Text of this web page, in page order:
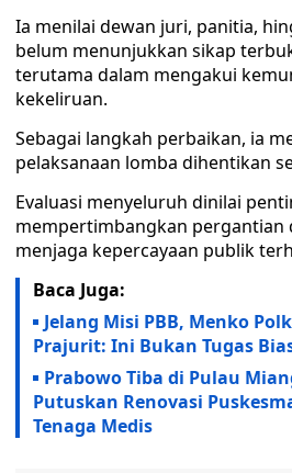
Ia menilai dewan juri, panitia,
belum menunjukkan sikap
terutama dalam mengakui
kekeliruan.
Sebagai langkah perbaikan, ia
pelaksanaan lomba dihentikan
Evaluasi menyeluruh dinilai
mempertimbangkan pergantian
menjaga kepercayaan publik
Baca Juga:
Jelang Misi PBB, Menko
Prajurit: Ini Bukan Tugas
Prabowo Tiba di Pulau
Putuskan Renovasi
Tenaga Medis